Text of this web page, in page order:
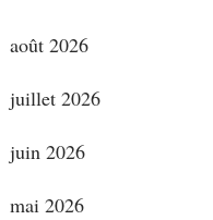
août 2026
juillet 2026
juin 2026
mai 2026